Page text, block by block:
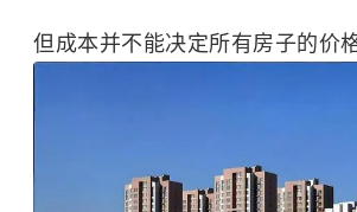
但成本并不能决定所有房子的价格